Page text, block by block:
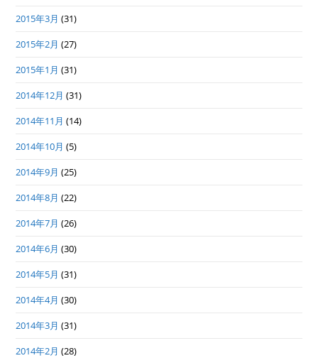
2015年3月 (31)
2015年2月 (27)
2015年1月 (31)
2014年12月 (31)
2014年11月 (14)
2014年10月 (5)
2014年9月 (25)
2014年8月 (22)
2014年7月 (26)
2014年6月 (30)
2014年5月 (31)
2014年4月 (30)
2014年3月 (31)
2014年2月 (28)